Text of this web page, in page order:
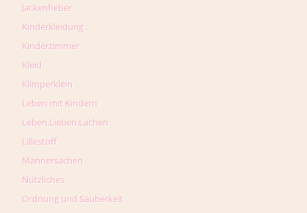
Jackenfieber
Kinderkleidung
Kinderzimmer
Kleid
Klimperklein
Leben mit Kindern
Leben.Lieben.Lachen
Lillestoff
Männersachen
Nützliches
Ordnung und Sauberkeit